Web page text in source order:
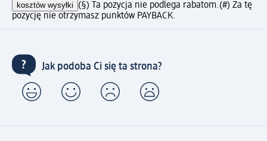
kosztów wysyłki (§) Ta pozycja nie podlega rabatom.(#) Za tę
pozycję nie otrzymasz punktów PAYBACK.
Jak podoba Ci się ta strona?